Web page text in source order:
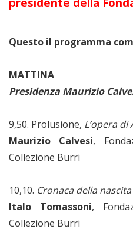
Questo il programma
MATTINA
Presidenza Maurizio
9,50. Prolusione, L’opera
Maurizio Calvesi,
Collezione Burri
10,10. Cronaca della
Italo Tomassoni,
Collezione Burri